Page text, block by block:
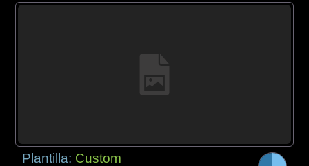
Plantilla: Custom